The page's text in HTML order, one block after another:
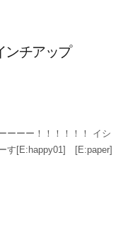
ンチアップ
ーーー！！！！！！ イシ
す[E:happy01] [E:paper]